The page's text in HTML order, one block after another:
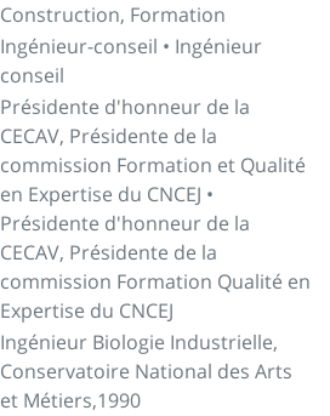
Construction, Formation
Ingénieur-conseil • Ingénieur
conseil
Présidente d'honneur de la
CECAV, Présidente de la
commission Formation et Qualité
en Expertise du CNCEJ •
Présidente d'honneur de la
CECAV, Présidente de la
commission Formation Qualité en
Expertise du CNCEJ
Ingénieur Biologie Industrielle,
Conservatoire National des Arts
et Métiers,1990